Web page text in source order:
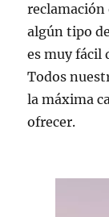
algún tipo
es muy fácil
Todos
la máxima
ofrecer.